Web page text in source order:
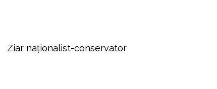
Ziar naționalist-conservator